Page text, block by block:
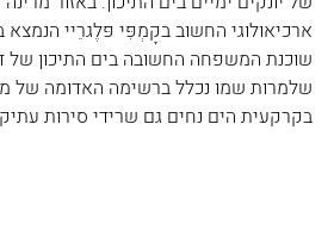
ארכיאולוגי החשוב בקָמְפִּי פּלֶגרֵיי
שוכנת המשפחה החשובה בים התיכון של
שלמרות שמו נכלל ברשימה האדומה של
בקרקעית הים נחים גם שרידי סירות